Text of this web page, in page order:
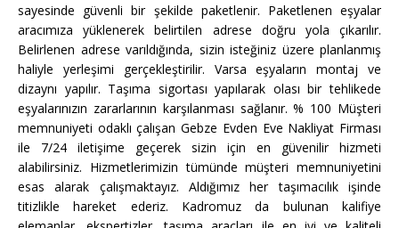
sayesinde güvenli bir şekilde paketlenir. Paketlenen eşyalar
aracımıza yüklenerek belirtilen adrese doğru yola çıkarılır.
Belirlenen adrese varıldığında, sizin isteğiniz üzere planlanmış
haliyle yerleşimi gerçekleştirilir. Varsa eşyaların montaj ve
dizaynı yapılır. Taşıma sigortası yapılarak olası bir tehlikede
eşyalarınızın zararlarının karşılanması sağlanır. % 100 Müşteri
memnuniyeti odaklı çalışan Gebze Evden Eve Nakliyat Firması
ile 7/24 iletişime geçerek sizin için en güvenilir hizmeti
alabilirsiniz. Hizmetlerimizin tümünde müşteri memnuniyetini
esas alarak çalışmaktayız. Aldığımız her taşımacılık işinde
titizlikle hareket ederiz. Kadromuz da bulunan kalifiye